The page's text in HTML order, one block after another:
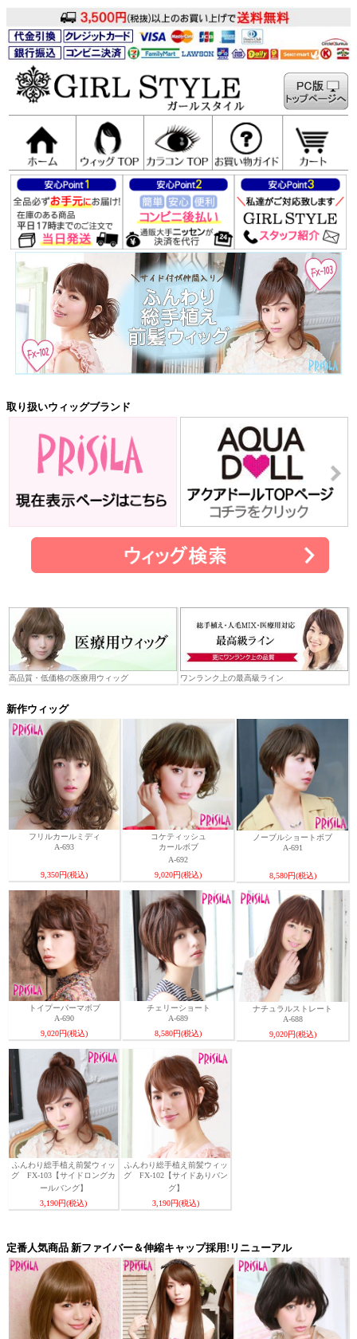
取り扱いウィッグブランド
高品質・低価格の医療用ウィッグ ワンランク上の最高級ライン
新作ウィッグ
フリルカールミディ
A-693
9,350円(税込)
コケティッシュ
カールボブ
A-692
9,020円(税込)
ノーブルショートボブ
A-691
8,580円(税込)
トイプーパーマボブ
A-690
9,020円(税込)
チェリーショート
A-689
8,580円(税込)
ナチュラルストレート
A-688
9,020円(税込)
ふんわり総手植え前髪ウィッ
グ FX-103【サイドロングカ
ールバング】
3,190円(税込)
ふんわり総手植え前髪ウィッ
グ FX-102【サイドありバン
グ】
3,190円(税込)
定番人気商品 新ファイバー＆伸縮キャップ採用!リニューアル